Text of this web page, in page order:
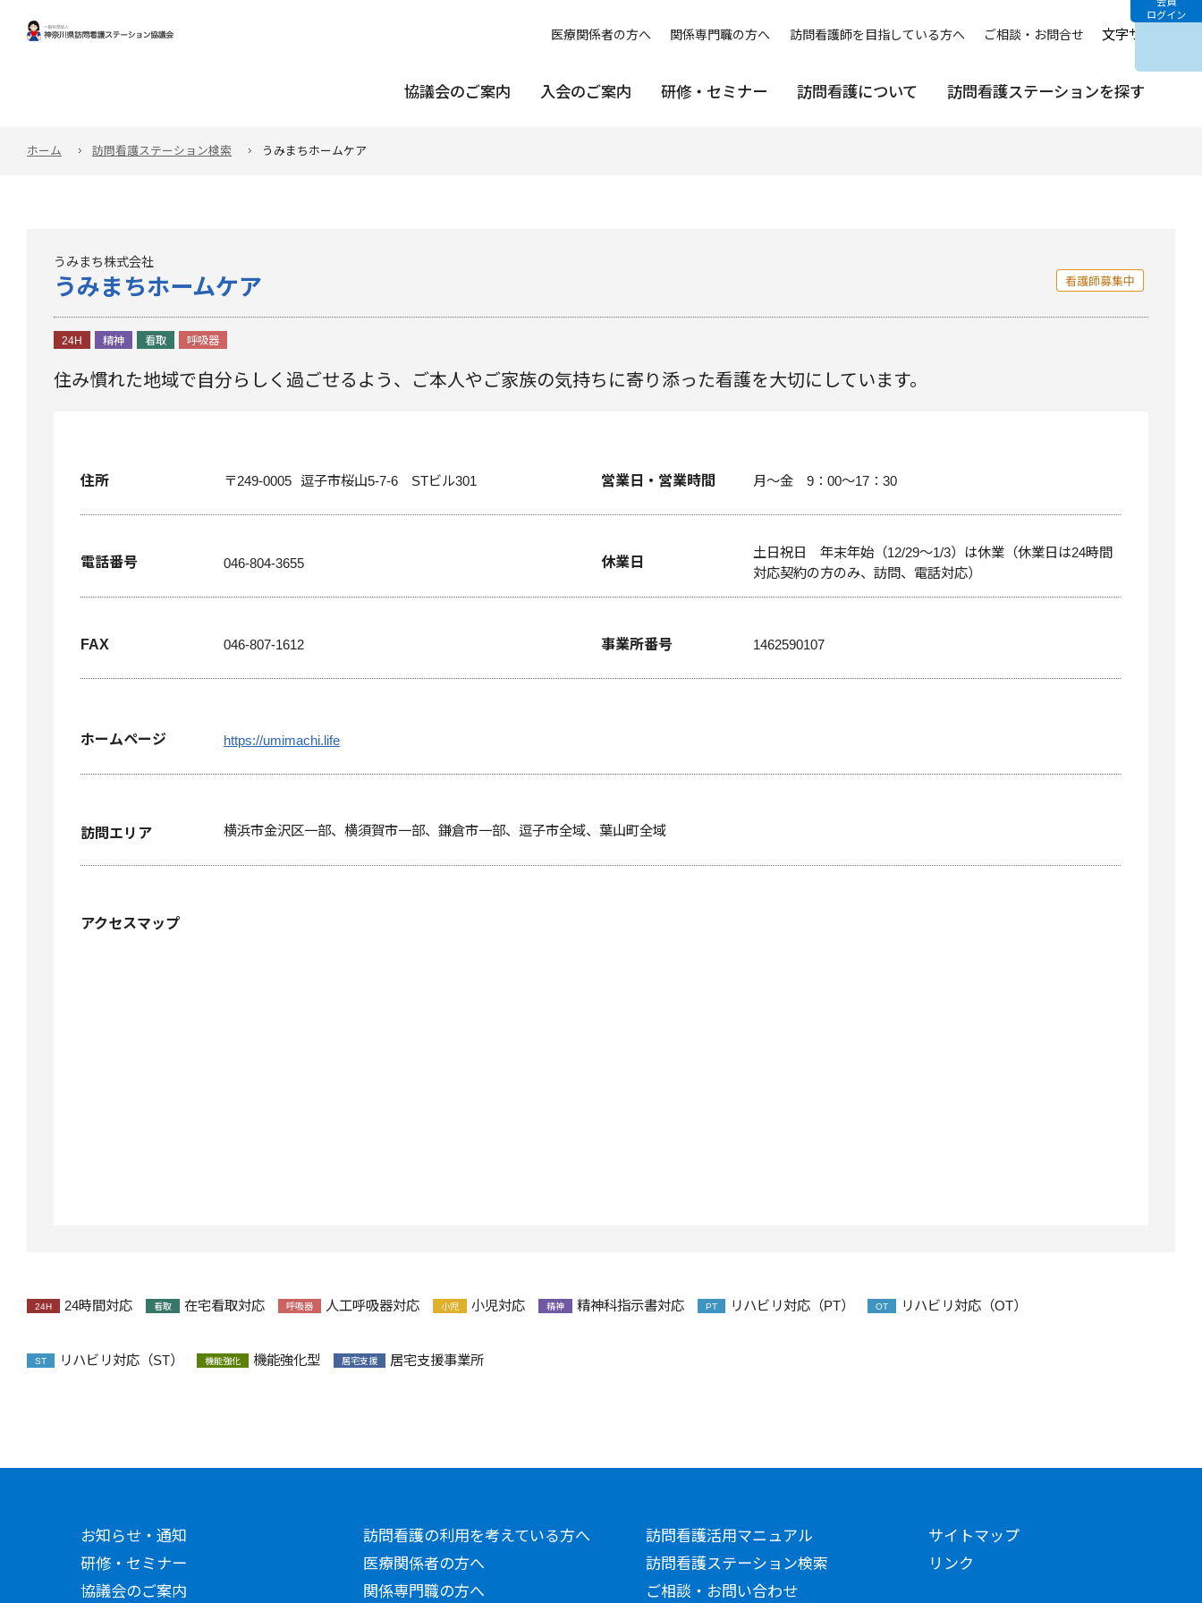
医療関係者の方へ 関係専門職の方へ 訪問看護師を目指している方へ ご相談・お問合せ 文字サイズ
ログイン
協議会のご案内 入会のご案内 研修・セミナー 訪問看護について 訪問看護ステーションを探す
ホーム 訪問看護ステーション検索 うみまちホームケア
うみまち株式会社
うみまちホームケア 看護師募集中
24H 精神 看取 呼吸器
住み慣れた地域で自分らしく過ごせるよう、ご本人やご家族の気持ちに寄り添った看護を大切にしています。
住所 〒249-0005 逗子市桜山5-7-6 STビル301
電話番号 046-804-3655
FAX 046-807-1612
営業日・営業時間 月～金 9：00～17：30
休業日
土日祝日 年末年始（12/29～1/3）は休業（休業日は24時間
対応契約の方のみ、訪問、電話対応）
事業所番号 1462590107
ホームページ https://umimachi.life
訪問エリア 横浜市金沢区一部、横須賀市一部、鎌倉市一部、逗子市全域、葉山町全域
アクセスマップ
24H 24時間対応 看取 在宅看取対応 呼吸器 人工呼吸器対応 小児 小児対応 精神 精神科指示書対応 PT リハビリ対応（PT） OT リハビリ対応（OT）
ST リハビリ対応（ST） 機能強化 機能強化型 居宅支援 居宅支援事業所
お知らせ・通知
研修・セミナー
協議会のご案内
訪問看護の利用を考えている方へ
医療関係者の方へ
関係専門職の方へ
訪問看護活用マニュアル
訪問看護ステーション検索
ご相談・お問い合わせ
サイトマップ
リンク